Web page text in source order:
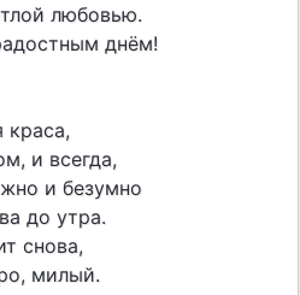
любовью.
днём!
краса,
и всегда,
и безумно
до утра.
снова,
милый.